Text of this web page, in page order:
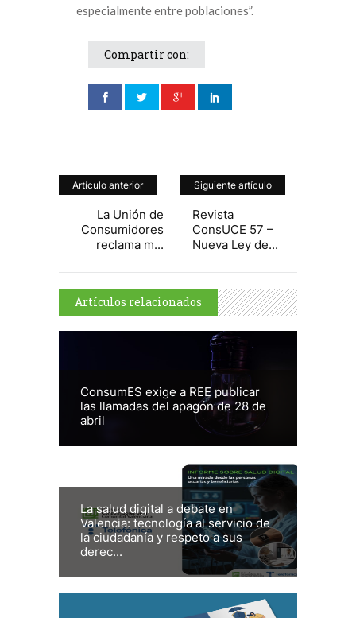
especialmente entre poblaciones”.
Compartir con:
Artículo anterior
La Unión de
Consumidores
reclama m...
Siguiente artículo
Revista
ConsUCE 57 –
Nueva Ley de...
Artículos relacionados
ConsumES exige a REE publicar
las llamadas del apagón de 28 de
abril
La salud digital a debate en
Valencia: tecnología al servicio de
la ciudadanía y respeto a sus
derec...